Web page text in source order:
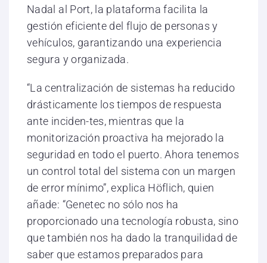
Nadal al Port, la plataforma facilita la
gestión eficiente del flujo de personas y
vehículos, garantizando una experiencia
segura y organizada.
“La centralización de sistemas ha reducido
drásticamente los tiempos de respuesta
ante inciden-tes, mientras que la
monitorización proactiva ha mejorado la
seguridad en todo el puerto. Ahora tenemos
un control total del sistema con un margen
de error mínimo”, explica Höflich, quien
añade: “Genetec no sólo nos ha
proporcionado una tecnología robusta, sino
que también nos ha dado la tranquilidad de
saber que estamos preparados para